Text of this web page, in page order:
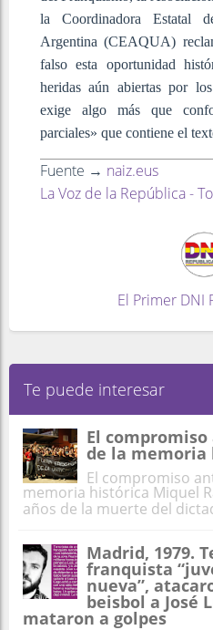
la Coordinadora Estatal
Argentina (CEAQUA)
falso esta oportunidad
heridas aún abiertas por
exige algo más que
parciales» que contiene el
Fuente → naiz.eus
La Voz de la República -
El Primer DNI
Te puede interesar
El
de la memoria
El compromiso
memoria histórica Miquel
años de la muerte del
Madrid, 1979.
franquista
nueva”,
beisbol a José
mataron a golpes